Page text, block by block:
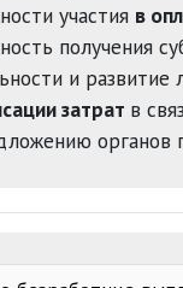
участия в
получения
и развитие
затрат в
органов